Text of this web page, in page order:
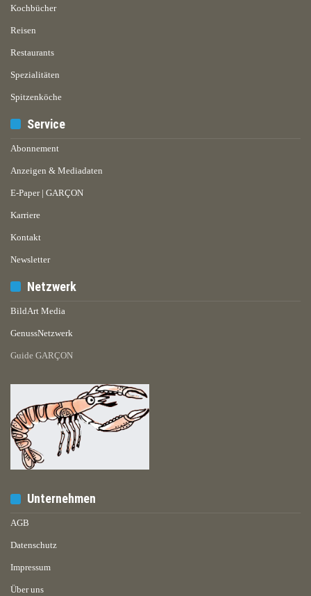
Kochbücher
Reisen
Restaurants
Spezialitäten
Spitzenköche
Service
Abonnement
Anzeigen & Mediadaten
E-Paper | GARÇON
Karriere
Kontakt
Newsletter
Netzwerk
BildArt Media
GenussNetzwerk
Guide GARÇON
Unternehmen
AGB
Datenschutz
Impressum
Über uns